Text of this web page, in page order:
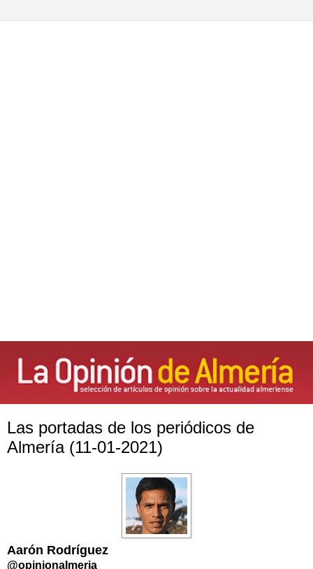
Las portadas de los periódicos de
Almería (11-01-2021)
Aarón Rodríguez
@opinionalmeria